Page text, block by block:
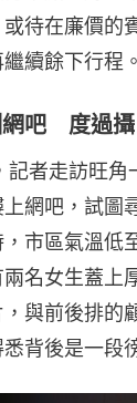
待在廉價的
續餘下行程。
吧 度過
記者走訪旺角
網吧，試圖
市區氣溫低
名女生蓋上
與前後排的
背後是一段